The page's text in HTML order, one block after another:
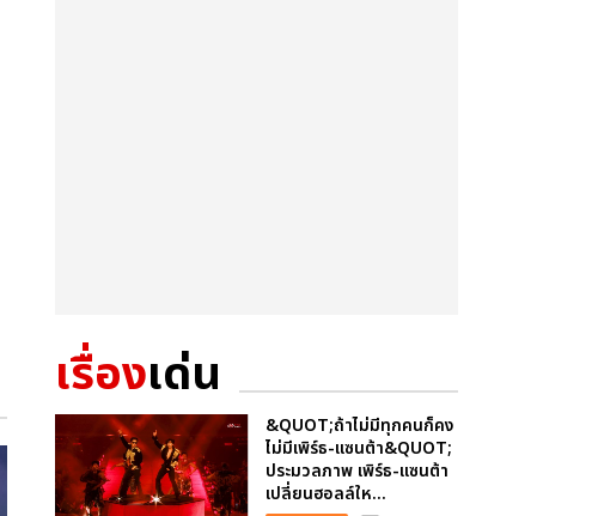
เรื่องเด่น
&QUOT;ถ้าไม่มีทุกคนก็คง
ไม่มีเพิร์ธ-แซนต้า&QUOT;
ประมวลภาพ เพิร์ธ-แซนต้า
เปลี่ยนฮอลล์ให...